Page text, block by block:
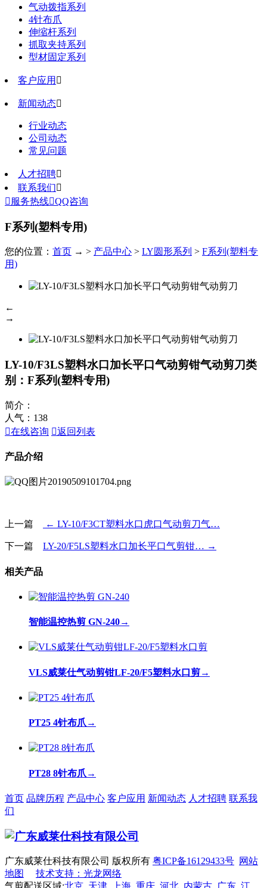
气动拨指系列
4针布爪
伸缩杆系列
抓取夹持系列
型材固定系列
客户应用 
新闻动态
行业动态
公司动态
常见问题
人才招聘
联系我们
 服务热线QQ咨询
F系列(塑料专用)
您的位置： 首页 → > 产品中心 > LY圆形系列 > F系列(塑料专
用)
←
→
LY-10/F3LS塑料水口加长平口气动剪钳气动剪刀类
别：F系列(塑料专用)
简介：
人气： 138
在线咨询 返回列表
产品介绍
上一篇 ← LY-10/F3CT塑料水口虎口气动剪刀气…
下一篇 LY-20/F5LS塑料水口加长平口气剪钳… →
相关产品
智能温控热剪 GN-240→
VLS威莱仕气动剪钳LF-20/F5塑料水口剪→
PT25 4针布爪 →
PT28 8针布爪 →
首页 品牌历程 产品中心 客户应用 新闻动态 人才招聘 联系我
们
广东威莱仕科技有限公司 版权所有 粤ICP备16129433号 网站
地图
技术支持：光龙网络